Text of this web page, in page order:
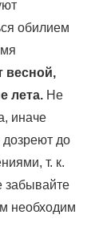
обилием
весной,
лета. Не
иначе
до
т. к.
забывайте
необходим